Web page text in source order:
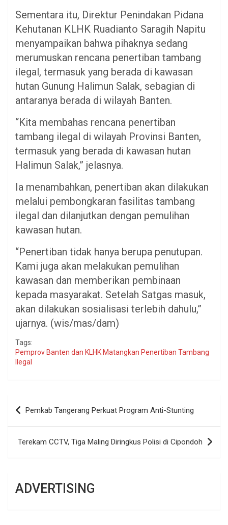
Sementara itu, Direktur Penindakan Pidana
Kehutanan KLHK Ruadianto Saragih Napitu
menyampaikan bahwa pihaknya sedang
merumuskan rencana penertiban tambang
ilegal, termasuk yang berada di kawasan
hutan Gunung Halimun Salak, sebagian di
antaranya berada di wilayah Banten.
“Kita membahas rencana penertiban
tambang ilegal di wilayah Provinsi Banten,
termasuk yang berada di kawasan hutan
Halimun Salak,” jelasnya.
Ia menambahkan, penertiban akan dilakukan
melalui pembongkaran fasilitas tambang
ilegal dan dilanjutkan dengan pemulihan
kawasan hutan.
“Penertiban tidak hanya berupa penutupan.
Kami juga akan melakukan pemulihan
kawasan dan memberikan pembinaan
kepada masyarakat. Setelah Satgas masuk,
akan dilakukan sosialisasi terlebih dahulu,”
ujarnya. (wis/mas/dam)
Tags:
Pemprov Banten dan KLHK Matangkan Penertiban Tambang
Ilegal
Navigasi
pos
Pemkab Tangerang Perkuat Program Anti-Stunting
Terekam CCTV, Tiga Maling Diringkus Polisi di Cipondoh
ADVERTISING